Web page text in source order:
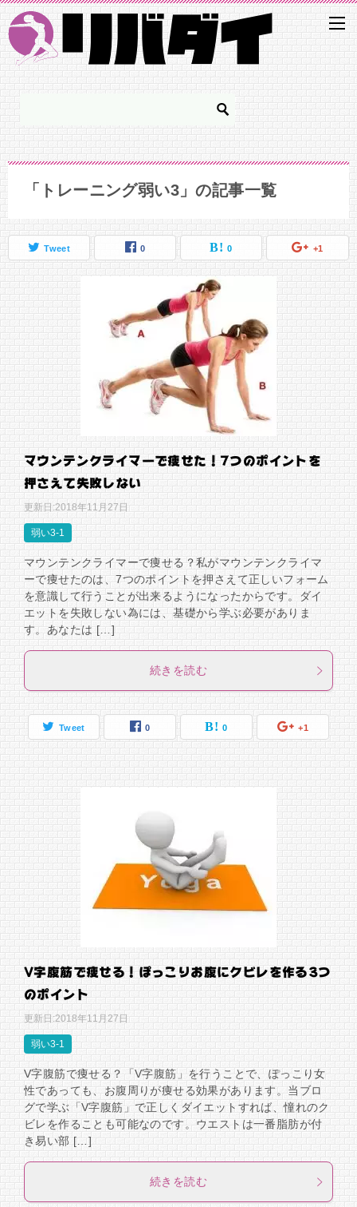
「トレーニング弱い3」の記事一覧
Tweet 0 0 +1
マウンテンクライマーで痩せた！7つのポイントを
押さえて失敗しない
更新日:2018年11月27日
弱い3-1
マウンテンクライマーで痩せる？私がマウンテンクライマ
ーで痩せたのは、7つのポイントを押さえて正しいフォーム
を意識して行うことが出来るようになったからです。ダイ
エットを失敗しない為には、基礎から学ぶ必要がありま
す。あなたは […]
続きを読む
Tweet 0 0 +1
V字腹筋で痩せる！ぽっこりお腹にクビレを作る3つ
のポイント
更新日:2018年11月27日
弱い3-1
V字腹筋で痩せる？「V字腹筋」を行うことで、ぽっこり女
性であっても、お腹周りが痩せる効果があります。当ブロ
グで学ぶ「V字腹筋」で正しくダイエットすれば、憧れのク
ビレを作ることも可能なのです。ウエストは一番脂肪が付
き易い部 […]
続きを読む